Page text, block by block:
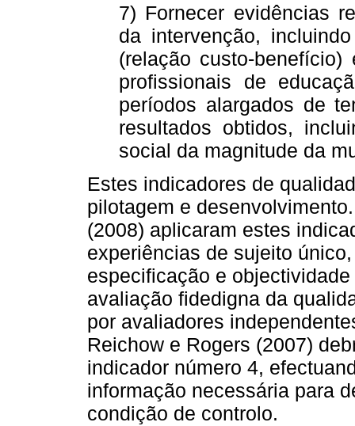
7) Fornecer evidências
da intervenção,
(relação custo-
profissionais de
períodos alargados de
resultados obtidos,
social da magnitude da
Estes indicadores de
pilotagem e
(2008) aplicaram estes
experiências de sujeito
especificação e
avaliação fidedigna da
por avaliadores
Reichow e Rogers (2007)
indicador número 4,
informação necessária para
condição de controlo.